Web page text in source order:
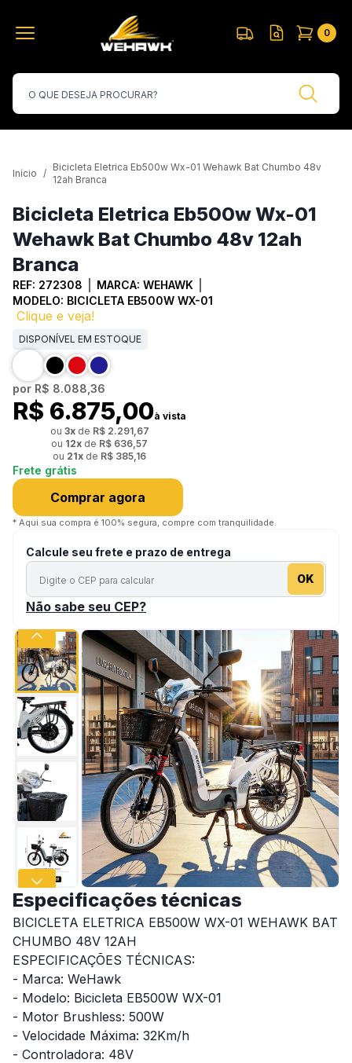
0
Início /
Bicicleta Eletrica Eb500w Wx-01 Wehawk Bat Chumbo 48v
12ah Branca
Especificações técnicas
BICICLETA ELETRICA EB500W WX-01 WEHAWK BAT
CHUMBO 48V 12AH
ESPECIFICAÇÕES TÉCNICAS:
- Marca: WeHawk
- Modelo: Bicicleta EB500W WX-01
- Motor Brushless: 500W
- Velocidade Máxima: 32Km/h
- Controladora: 48V
Bicicleta Eletrica Eb500w Wx-01
Wehawk Bat Chumbo 48v 12ah
Branca
REF: 272308 MARCA: WEHAWK
MODELO: BICICLETA EB500W WX-01
Clique e veja!
DISPONÍVEL EM ESTOQUE
por R$ 8.088,36
R$ 6.875,00à vista
ou 3xde R$ 2.291,67
ou 12x de R$ 636,57
ou 21x de R$ 385,16
Frete grátis
Comprar agora
* Aqui sua compra é 100% segura, compre com tranquilidade.
Calcule seu frete e prazo de entrega
OK
Não sabe seu CEP?